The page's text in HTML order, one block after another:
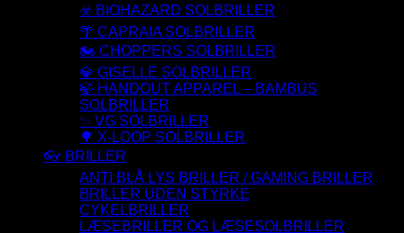
☣️ BIOHAZARD SOLBRILLER
🌴 CAPRAIA SOLBRILLER
🏍️ CHOPPERS SOLBRILLER
💎 GISELLE SOLBRILLER
🍃 HANDOUT APPAREL – BAMBUS
SOLBRILLER
✨ VG SOLBRILLER
🌳 X-LOOP SOLBRILLER
👓 BRILLER
ANTI BLÅ LYS BRILLER / GAMING BRILLER
BRILLER UDEN STYRKE
CYKELBRILLER
LÆSEBRILLER OG LÆSESOLBRILLER